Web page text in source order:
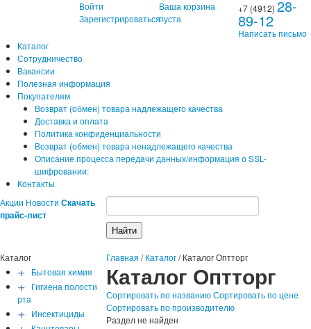
Войти
Зарегистрироваться
Ваша корзина
пуста
+7 (4912)28-
89-12
Написать письмо
Каталог
Сотрудничество
Вакансии
Полезная информация
Покупателям
Возврат (обмен) товара надлежащего качества
Доставка и оплата
Политика конфиденциальности
Возврат (обмен) товара ненадлежащего качества
Описание процесса передачи данных/информация о SSL-
шифровании:
Контакты
Акции Новости Скачать
прайс-лист
Каталог
+ Бытовая химия
+ Гигиена полости
рта
+ Инсектициды
Главная /Каталог/Каталог Оптторг
Каталог Оптторг
Сортировать по названию Сортировать по цене
Сортировать по производителю
Раздел не найден